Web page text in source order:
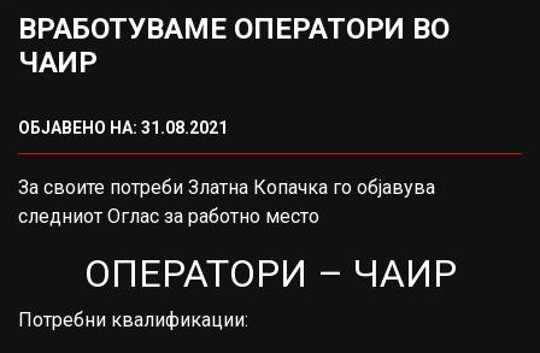
ВРАБОТУВАМЕ ОПЕРАТОРИ ВО
ЧАИР
ОБЈАВЕНО НА: 31.08.2021
За своите потреби Златна Копачка го објавува
следниот Оглас за работно место
ОПЕРАТОРИ – ЧАИР
Потребни квалификации: